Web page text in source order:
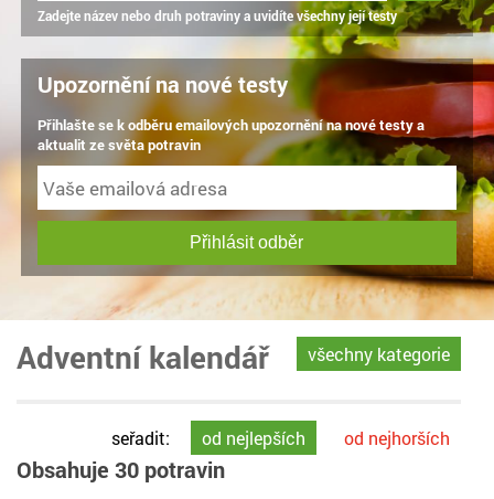
Zadejte název nebo druh potraviny a uvidíte všechny její testy
Upozornění na nové testy
Přihlašte se k odběru emailových upozornění na nové testy a
aktualit ze světa potravin
Přihlásit odběr
všechny kategorie
Adventní kalendář
seřadit: od nejlepších od nejhorších
Obsahuje 30 potravin